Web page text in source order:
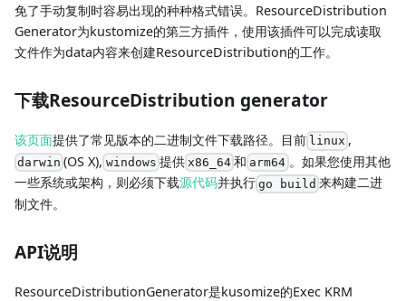
免了手动复制时容易出现的种种格式错误。ResourceDistribution
Generator为kustomize的第三方插件，使用该插件可以完成读取
文件作为data内容来创建ResourceDistribution的工作。
下载ResourceDistribution generator
该页面提供了常见版本的二进制文件下载路径。目前 linux ,
darwin (OS X), windows 提供 x86_64 和 arm64 。如果您使用其他
一些系统或架构，则必须下载源代码并执行 go build 来构建二进
制文件。
API说明
ResourceDistributionGenerator是kusomize的Exec KRM